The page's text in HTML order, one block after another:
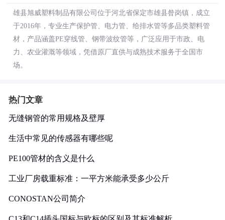
雄县旭威塑料制品有限公司位于河北省保定市雄县昝岗镇，成立
于2016年，专业生产保护管、电力管、给排水管等多品类塑料管
材，产品涵盖PE穿线管、钢带波纹管等，广泛应用于市政、电
力、农业灌溉等领域，凭借原厂直供与成熟技术服务于全国市
场。
热门文章
无缝钢管的常用规格及壁厚
生活中常见的传感器有哪些呢
PE100管材的含义是什么
工业厂房载重标准：一平方米能承受多少公斤
CONOSTAN公司简介